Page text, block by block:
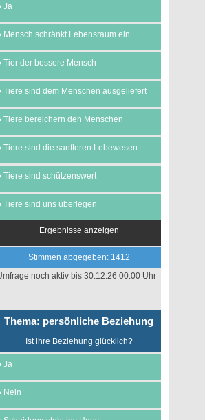
Ja
Mensch schränkt Lebensraum ein
Tier der bessere Mensch
Tiere sind dem Menschen ausgeliefert
Tiere bereichern den Menschen
Tiere sind die sanfteren Lebewesen
Tiere sind schützenswert
Tiere sind uns überlegen
Ergebnisse anzeigen
Stimmen abgegeben: 1412
noch aktiv bis 30.12.26 00:00 Uhr
Thema: persönliche Beziehung
Ist ihre Beziehung glücklich?
Ja
Nein